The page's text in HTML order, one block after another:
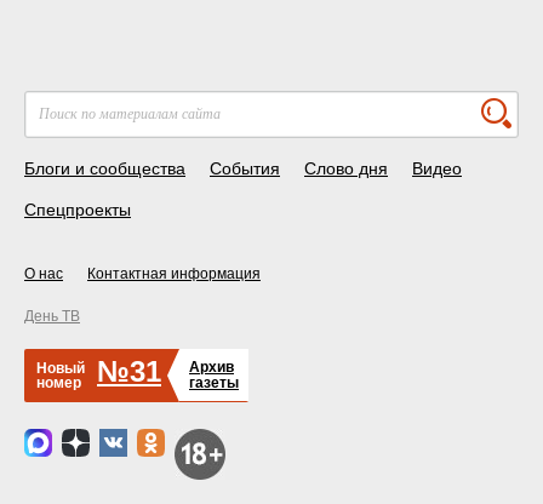
Блоги и сообщества События Слово дня Видео
Спецпроекты
О нас Контактная информация
День ТВ
Новый
номер
№31
Архив
газеты